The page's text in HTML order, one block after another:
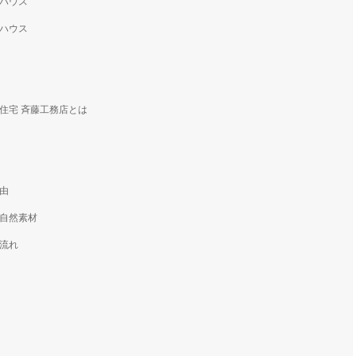
ウス
宅 斉藤工務店とは
然素材
れ